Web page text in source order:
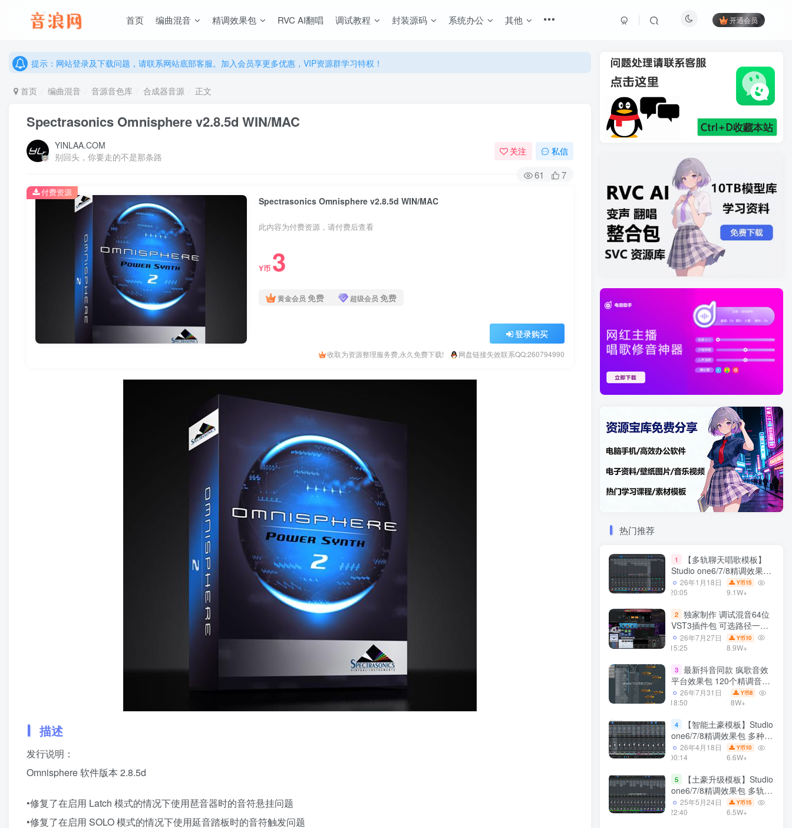
首页 编曲混音 精调效果包 RVC AI翻唱 调试教程 封装源码 系统办公 其他 开通会员
提示：网站登录及下载问题，请联系网站底部客服。加入会员享更多优惠，VIP资源群学习特权！
提示：网站登录及下载问题，请联系网站底部客服。加入会员享更多优惠，VIP资源群学习特权！
首页 编曲混音 音源音色库 合成器音源 正文
Spectrasonics Omnisphere v2.8.5d WIN/MAC
YINLAA.COM
别回头，你要走的不是那条路
关注 私信
61 7
Spectrasonics Omnisphere v2.8.5d WIN/MAC
此内容为付费资源，请付费后查看
Y币 3
黄金会员 免费 超级会员 免费
登录购买
收取为资源整理服务费,永久免费下载! 网盘链接失效联系QQ:260794990
付费资源
描述
发行说明：
Omnisphere 软件版本 2.8.5d
•修复了在启用 Latch 模式的情况下使用琶音器时的音符悬挂问题
•修复了在启用 SOLO 模式的情况下使用延音踏板时的音符触发问题
热门推荐
1
【多轨聊天唱歌模板】
Studio one6/7/8精调效果包
多种效果模式 声卡调试好直
播预设模板
26年1月18日
20:05
Y币15
9.1W+
2 独家制作 调试混音64位
VST3插件包 可选路径一键
安装600个效果器合集v2.0
WiN 支持定制
26年7月27日
15:25
Y币10
8.9W+
3 最新抖音同款 疯歌音效
平台效果包 120个精调音效
包+软件自带170个音效
+600个插件 带安装教程全
26年7月31日
18:50
Y币8
8W+
4
【智能土豪模板】Studio
one6/7/8精调效果包 多种效
果模式可选 声卡调试好预设
模板 带插件全套文件
26年4月18日
00:14
Y币10
6.6W+
5
【土豪升级模板】Studio
one6/7/8精调效果包 多轨道
效果模式可选 声卡调试好预
设模板 带插件全套文件
25年5月24日
22:40
Y币15
6.5W+